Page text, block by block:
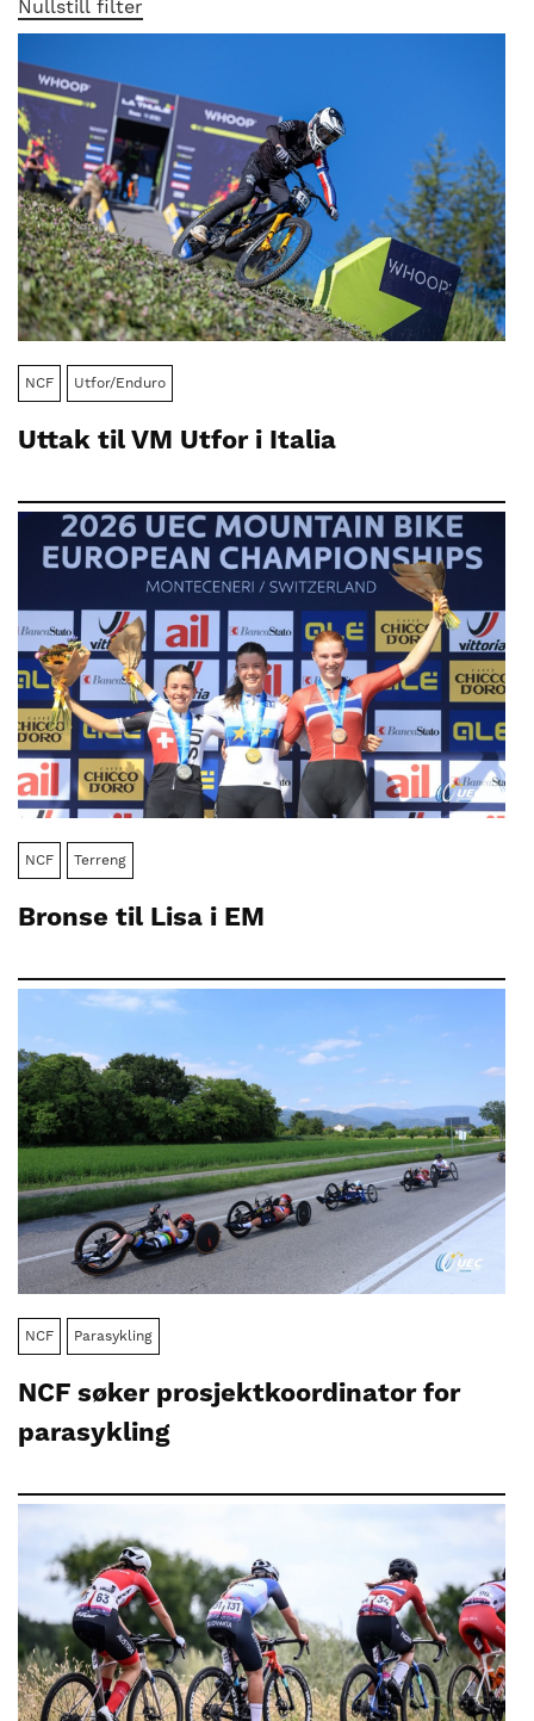
til
bli
en
folkesport.
Nullstill filter
NCF Utfor/Enduro
Uttak til VM Utfor i Italia
NCF Terreng
Bronse til Lisa i EM
NCF Parasykling
NCF søker prosjektkoordinator for
parasykling